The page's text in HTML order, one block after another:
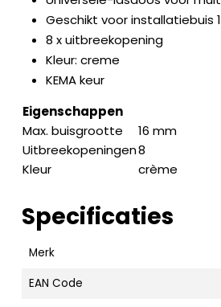
Geschikt voor installatiebuis
8 x uitbreekopening
Kleur: creme
KEMA keur
Eigenschappen
Max. buisgrootte
16 mm
Uitbreekopeningen8
Kleur
crème
Specificaties
Merk
EAN Code